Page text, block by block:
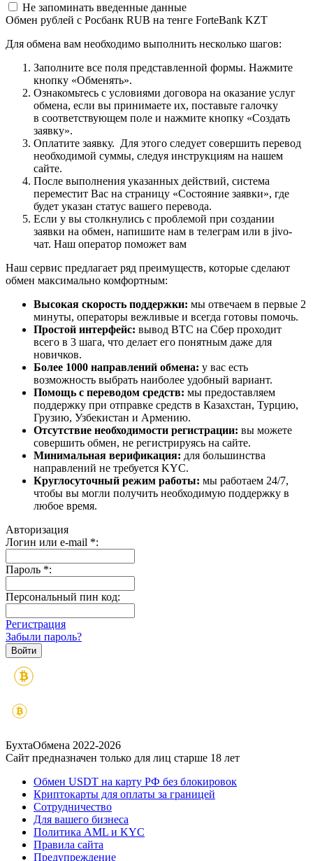
Не запоминать введенные данные
Обмен рублей с Росбанк RUB на тенге ForteBank KZT
Для обмена вам необходимо выполнить несколько шагов:
Заполните все поля представленной формы. Нажмите
кнопку «Обменять».
Ознакомьтесь с условиями договора на оказание услуг
обмена, если вы принимаете их, поставьте галочку
в соответствующем поле и нажмите кнопку «Создать
заявку».
Оплатите заявку. Для этого следует совершить перевод
необходимой суммы, следуя инструкциям на нашем
сайте.
После выполнения указанных действий, система
переместит Вас на страницу «Состояние заявки», где
будет указан статус вашего перевода.
Если у вы столкнулись с проблемой при создании
заявки на обмен, напишите нам в телеграм или в jivo-
чат. Наш оператор поможет вам
Наш сервис предлагает ряд преимуществ, которые сделают
обмен максимально комфортным:
Высокая скорость поддержки: мы отвечаем в первые 2
минуты, операторы вежливые и всегда готовы помочь.
Простой интерфейс: вывод BTC на Сбер проходит
всего в 3 шага, что делает его понятным даже для
новичков.
Более 1000 направлений обмена: у вас есть
возможность выбрать наиболее удобный вариант.
Помощь с переводом средств: мы предоставляем
поддержку при отправке средств в Казахстан, Турцию,
Грузию, Узбекистан и Армению.
Отсутствие необходимости регистрации: вы можете
совершить обмен, не регистрируясь на сайте.
Минимальная верификация: для большинства
направлений не требуется KYC.
Круглосуточный режим работы: мы работаем 24/7,
чтобы вы могли получить необходимую поддержку в
любое время.
Авторизация
Логин или e-mail *:
Пароль *:
Персональный пин код:
Регистрация
Забыли пароль?
БухтаОбмена 2022-2026
Сайт предназначен только для лиц старше 18 лет
Обмен USDT на карту РФ без блокировок
Криптокарты для оплаты за границей
Сотрудничество
Для вашего бизнеса
Политика AML и KYC
Правила сайта
Предупреждение